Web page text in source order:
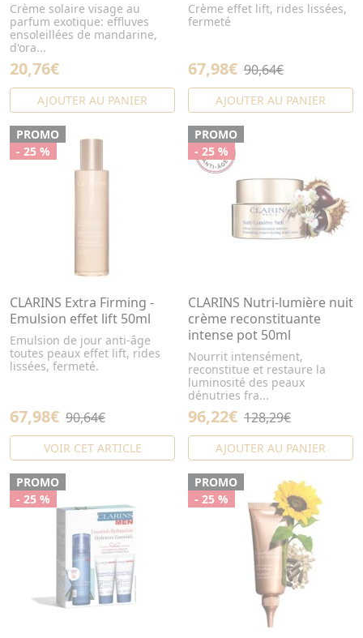
Crème solaire visage au
parfum exotique: effluves
ensoleillées de mandarine,
d'ora...
20,76€
AJOUTER AU PANIER
Crème effet lift, rides lissées,
fermeté
67,98€ 90,64€
AJOUTER AU PANIER
PROMO
- 25 %
CLARINS Extra Firming -
Emulsion effet lift 50ml
Emulsion de jour anti-âge
toutes peaux effet lift, rides
lissées, fermeté.
67,98€ 90,64€
VOIR CET ARTICLE
PROMO
- 25 %
CLARINS Nutri-lumière nuit
crème reconstituante
intense pot 50ml
Nourrit intensément,
reconstitue et restaure la
luminosité des peaux
dénutries fra...
96,22€ 128,29€
AJOUTER AU PANIER
PROMO
- 25 %
PROMO
- 25 %